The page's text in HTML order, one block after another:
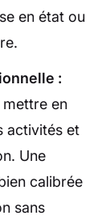
en état ou
:
en
activités et
Une
calibrée
sans